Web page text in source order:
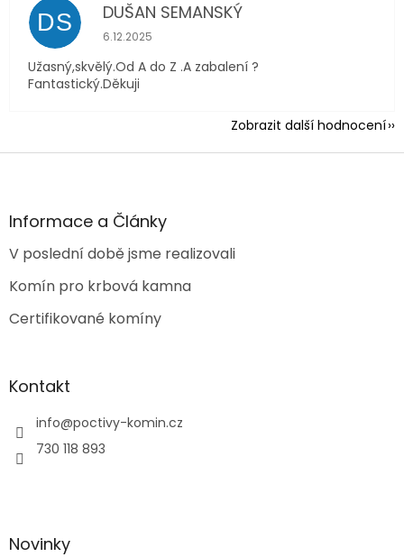
DS DUŠAN SEMANSKÝ
Hodnocení obchodu je 5 z 5 hvězdiček.
6.12.2025
Užasný,skvělý.Od A do Z .A zabalení ?
Fantastický.Děkuji
Zobrazit další hodnocení
Z
aInformace a Články
V poslední době jsme realizovali
Komín pro krbová kamna
Certifikované komíny
Kontakt
info@poctivy-komin.cz
730 118 893
Novinky